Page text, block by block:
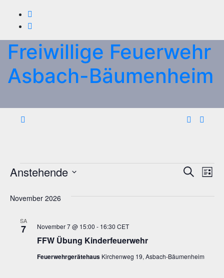
Inhalt
springen
Freiwillige Feuerwehr
Asbach-Bäumenheim
Veranstaltungen SucheListe
Anstehende
wählen.
November 2026
SA
7
FFW Übung Kinderfeuerwehr
November 7 @ 15:00 - 16:30 CET
Feuerwehrgerätehaus Kirchenweg 19, Asbach-Bäumenheim